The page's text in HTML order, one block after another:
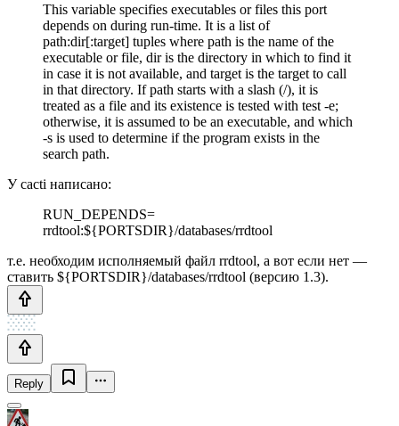
This variable specifies executables or files this port
depends on during run-time. It is a list of
path:dir[:target] tuples where path is the name of the
executable or file, dir is the directory in which to find it
in case it is not available, and target is the target to call
in that directory. If path starts with a slash (/), it is
treated as a file and its existence is tested with test -e;
otherwise, it is assumed to be an executable, and which
-s is used to determine if the program exists in the
search path.
У cacti написано:
RUN_DEPENDS=
rrdtool:${PORTSDIR}/databases/rrdtool
т.е. необходим исполняемый файл rrdtool, а вот если нет —
ставить ${PORTSDIR}/databases/rrdtool (версию 1.3).
Reply